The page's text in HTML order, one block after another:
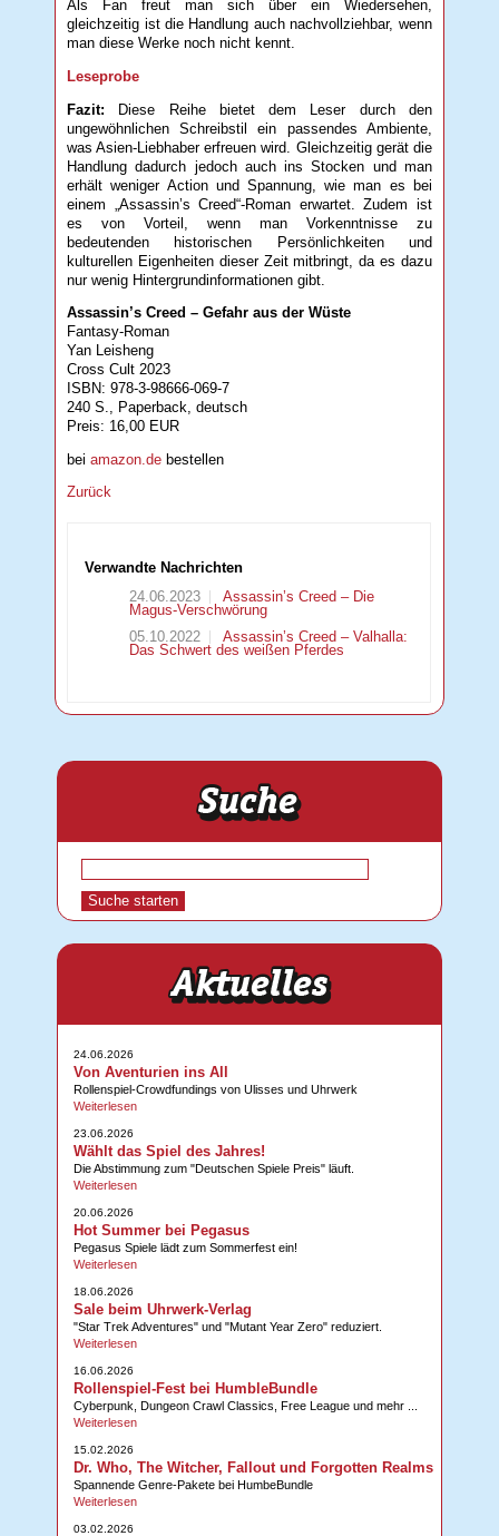
Als Fan freut man sich über ein Wiedersehen,
gleichzeitig ist die Handlung auch nachvollziehbar, wenn
man diese Werke noch nicht kennt.
Leseprobe
Fazit: Diese Reihe bietet dem Leser durch den
ungewöhnlichen Schreibstil ein passendes Ambiente,
was Asien-Liebhaber erfreuen wird. Gleichzeitig gerät die
Handlung dadurch jedoch auch ins Stocken und man
erhält weniger Action und Spannung, wie man es bei
einem „Assassin’s Creed“-Roman erwartet. Zudem ist
es von Vorteil, wenn man Vorkenntnisse zu
bedeutenden historischen Persönlichkeiten und
kulturellen Eigenheiten dieser Zeit mitbringt, da es dazu
nur wenig Hintergrundinformationen gibt.
Assassin’s Creed – Gefahr aus der Wüste
Fantasy-Roman
Yan Leisheng
Cross Cult 2023
ISBN: 978-3-98666-069-7
240 S., Paperback, deutsch
Preis: 16,00 EUR
beiamazon.de bestellen
Zurück
Verwandte Nachrichten
24.06.2023
Assassin’s Creed – Die
Magus-Verschwörung
05.10.2022
Assassin’s Creed – Valhalla:
Das Schwert des weißen Pferdes
24.06.2026
Von Aventurien ins All
Rollenspiel-Crowdfundings von Ulisses und Uhrwerk
Weiterlesen
23.06.2026
Wählt das Spiel des Jahres!
Die Abstimmung zum "Deutschen Spiele Preis" läuft.
Weiterlesen
20.06.2026
Hot Summer bei Pegasus
Pegasus Spiele lädt zum Sommerfest ein!
Weiterlesen
18.06.2026
Sale beim Uhrwerk-Verlag
"Star Trek Adventures" und "Mutant Year Zero" reduziert.
Weiterlesen
16.06.2026
Rollenspiel-Fest bei HumbleBundle
Cyberpunk, Dungeon Crawl Classics, Free League und mehr ...
Weiterlesen
15.02.2026
Dr. Who, The Witcher, Fallout und Forgotten Realms
Spannende Genre-Pakete bei HumbeBundle
Weiterlesen
03.02.2026